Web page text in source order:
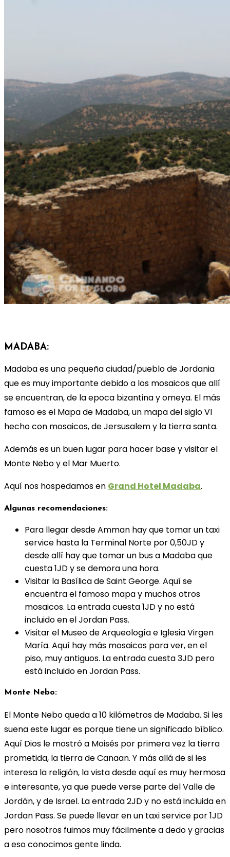
MADABA:
Madaba es una pequeña ciudad/pueblo de Jordania
que es muy importante debido a los mosaicos que allí
se encuentran, de la epoca bizantina y omeya. El más
famoso es el Mapa de Madaba, un mapa del siglo VI
hecho con mosaicos, de Jersusalem y la tierra santa.
Además es un buen lugar para hacer base y visitar el
Monte Nebo y el Mar Muerto.
Aquí nos hospedamos en Grand Hotel Madaba.
Algunas recomendaciones:
Para llegar desde Amman hay que tomar un taxi
service hasta la Terminal Norte por 0,50JD y
desde allí hay que tomar un bus a Madaba que
cuesta 1JD y se demora una hora.
Visitar la Basílica de Saint George. Aquí se
encuentra el famoso mapa y muchos otros
mosaicos. La entrada cuesta 1JD y no está
incluido en el Jordan Pass.
Visitar el Museo de Arqueología e Iglesia Virgen
María. Aquí hay más mosaicos para ver, en el
piso, muy antiguos. La entrada cuesta 3JD pero
está incluido en Jordan Pass.
Monte Nebo:
El Monte Nebo queda a 10 kilómetros de Madaba. Si les
suena este lugar es porque tiene un significado bíblico.
Aquí Dios le mostró a Moisés por primera vez la tierra
prometida, la tierra de Canaan. Y más allá de si les
interesa la religión, la vista desde aquí es muy hermosa
e interesante, ya que puede verse parte del Valle de
Jordán, y de Israel. La entrada 2JD y no está incluida en
Jordan Pass. Se puede llevar en un taxi service por 1JD
pero nosotros fuimos muy fácilmente a dedo y gracias
a eso conocimos gente linda.